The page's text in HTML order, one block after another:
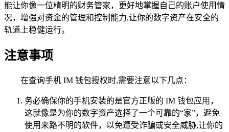
能让你像一位精明的财务管家，更好地掌握自己的账户使用情
况，增强对资金的管理和控制能力,让你的数字资产在安全的
轨道上稳健运行。
注意事项
在查询手机 IM 钱包授权时,需要注意以下几点：
务必确保你的手机安装的是官方正版的 IM 钱包应用，
这就像是为你的数字资产选择了一个可靠的“家”，避免
使用来路不明的软件，以免遭受诈骗或安全威胁,让你的